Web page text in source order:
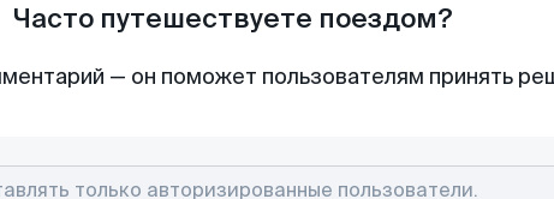
Часто путешествуете поездом?
— он поможет пользователям принять